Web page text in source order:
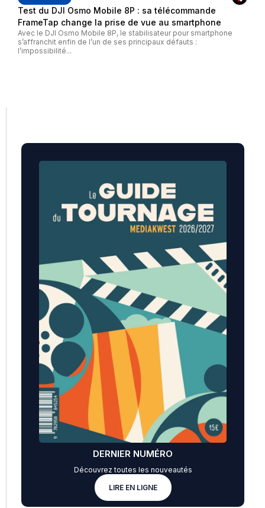
Test du DJI Osmo Mobile 8P : sa télécommande
FrameTap change la prise de vue au smartphone
Avec le DJI Osmo Mobile 8P, le stabilisateur pour smartphone
s’affranchit enfin de l’un de ses principaux défauts :
l’impossibilité...
DERNIER NUMÉRO
Découvrez toutes les nouveautés
LIRE EN LIGNE